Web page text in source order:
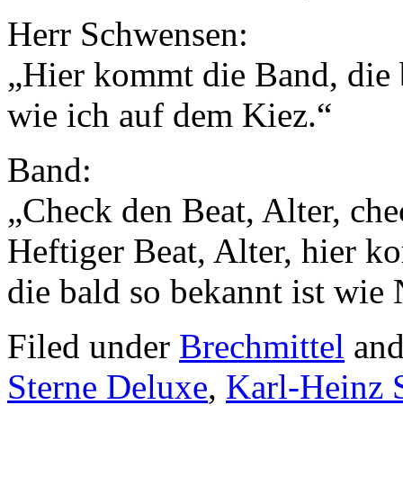
Herr Schwensen:
„Hier kommt die Band, die
wie ich auf dem Kiez.“
Band:
„Check den Beat, Alter,
Heftiger Beat, Alter, hier
die bald so bekannt ist wie
Filed under Brechmittel
Sterne Deluxe, Karl-Heinz